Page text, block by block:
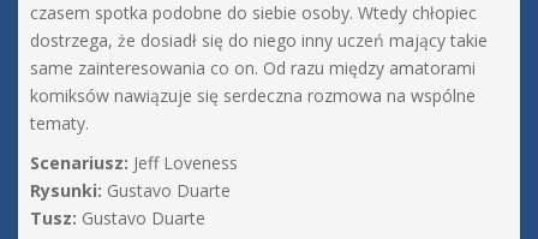
czasem spotka podobne do siebie osoby. Wtedy chłopiec
dostrzega, że dosiadł się do niego inny uczeń mający takie
same zainteresowania co on. Od razu między amatorami
komiksów nawiązuje się serdeczna rozmowa na wspólne
tematy.
Scenariusz: Jeff Loveness
Rysunki: Gustavo Duarte
Tusz: Gustavo Duarte